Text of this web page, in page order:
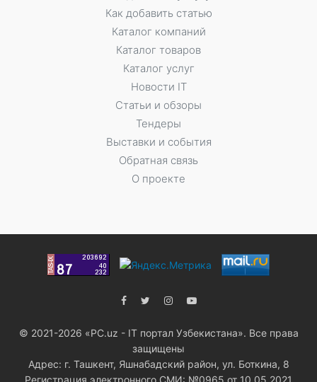
Как добавить статью
Каталог компаний
Каталог товаров
Каталог услуг
Новости IT
Статьи и обзоры
Тендеры
Выставки и события
Обратная связь
О проекте
© 2021-2026 «PC.uz - IT портал Узбекистана». Все права
защищены
Адрес: г. Ташкент, Яшнабадский район, ул. Боткина, 8